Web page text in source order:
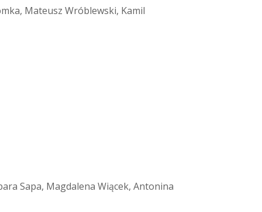
Mateusz Wróblewski, Kamil
Sapa, Magdalena Wiącek, Antonina